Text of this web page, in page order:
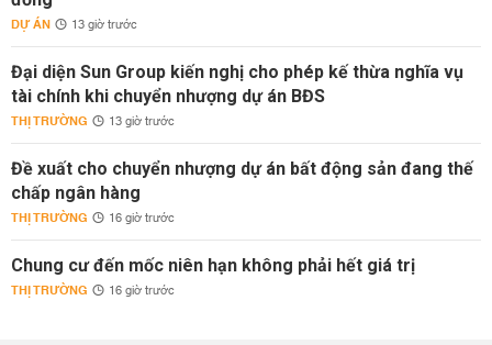
DỰ ÁN 13 giờ trước
Đại diện Sun Group kiến nghị cho phép kế thừa nghĩa vụ
tài chính khi chuyển nhượng dự án BĐS
THỊ TRƯỜNG 13 giờ trước
Đề xuất cho chuyển nhượng dự án bất động sản đang thế
chấp ngân hàng
THỊ TRƯỜNG 16 giờ trước
Chung cư đến mốc niên hạn không phải hết giá trị
THỊ TRƯỜNG 16 giờ trước